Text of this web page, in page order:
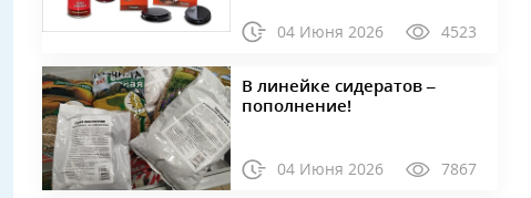
04 Июня 2026 4523
В линейке сидератов –
пополнение!
04 Июня 2026 7867